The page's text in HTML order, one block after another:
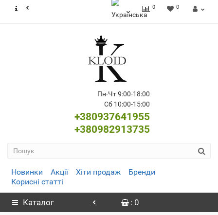
0 0
Пн-Чт 9:00-18:00
Сб 10:00-15:00
+380937641955
+380982913735
Новинки Акції Хіти продаж
Бренди
Корисні статті
Каталог : 0